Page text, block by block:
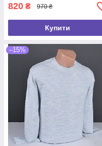
820 ₴ 970 ₴
Купити
–15%